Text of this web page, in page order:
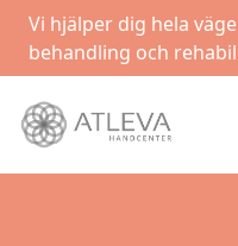
Vi hjälper dig hela
behandling och